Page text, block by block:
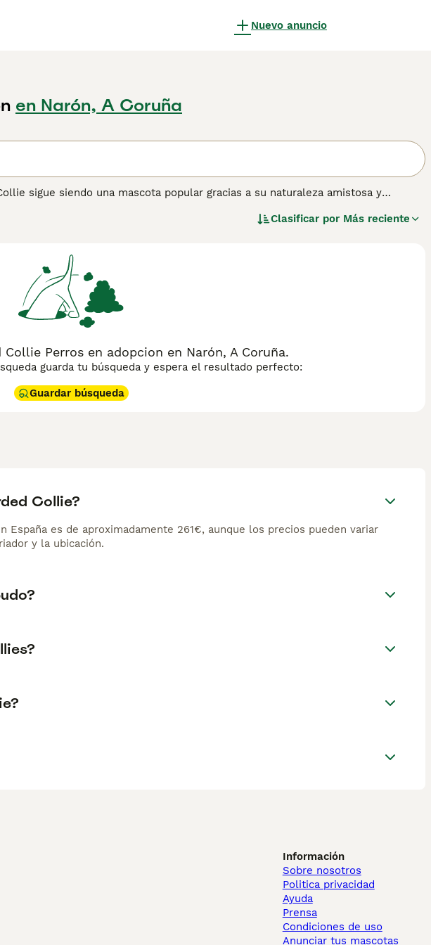
Nuevo anuncio
en Narón, A Coruña
sigue siendo una mascota popular gracias a su naturaleza amistosa y
Collie y Old Welsh Grey Sheepdog, por nombrar solo dos. Son perros
para obtener información sobre esta raza de perro.
Clasificar por Más reciente
Perros en adopcion en Narón, A Coruña.
guarda tu búsqueda y espera el resultado perfecto:
Guardar búsqueda
Collie?
es de aproximadamente 261€, aunque los precios pueden variar
y la ubicación.
Información
Sobre nosotros
Politica privacidad
Ayuda
Prensa
Condiciones de uso
Anunciar tus mascotas